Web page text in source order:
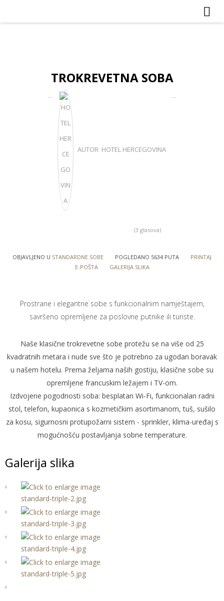
TROKREVETNA SOBA
AUTOR HOTEL HERCEGOVINA
(3 glasova)
OBJAVLJENO U STANDARDNE SOBE POGLEDANO 5634 PUTA
PRINTAJ
E-POŠTA
GALERIJA SLIKA
Prostrane i elegantne sobe s funkcionalnim namještajem,
savršeno opremljene za poslovne putnike ili turiste.
Naše klasične trokrevetne sobe protežu se na više od 25
kvadratnih metara i nude sve što je potrebno za ugodan boravak
u našem hotelu. Prema željama naših gostiju, klasične sobe su
opremljene francuskim ležajem i TV-om.
Izdvojene pogodnosti soba: besplatan Wi-Fi, funkcionalan radni
stol, telefon, kupaonica s kozmetičkim asortimanom, tuš, sušilo
za kosu, sigurnosni protupožarni sistem - sprinkler, klima-uređaj s
mogućnošću postavljanja sobne temperature.
Galerija slika